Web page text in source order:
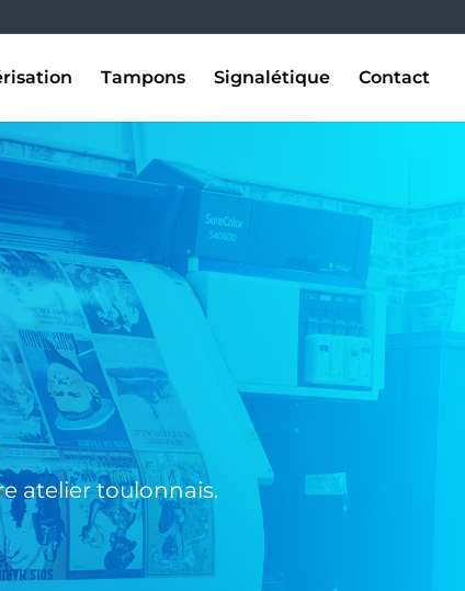
Tampons Signalétique Contact
atelier toulonnais.